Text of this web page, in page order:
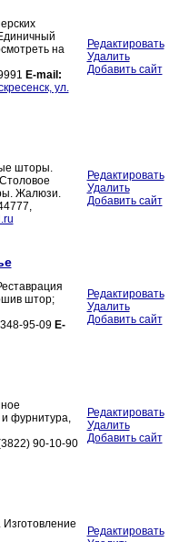
на
E-mail:
ул.
Редактировать
Удалить
Добавить сайт
шторы.
Жалюзи.
Редактировать
Удалить
Добавить сайт
штор;
95-09 E-
Редактировать
Удалить
Добавить сайт
фурнитура,
90-10-90
Редактировать
Удалить
Добавить сайт
Редактировать